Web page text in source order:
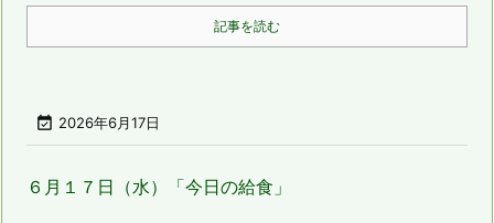
記事を読む
 2026年6月17日
６月１７日（水）「今日の給食」